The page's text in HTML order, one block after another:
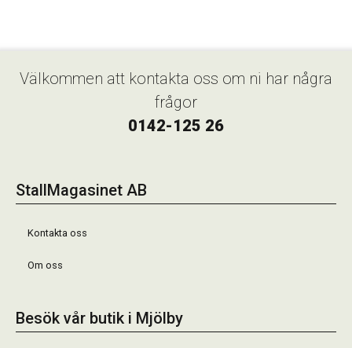
Välkommen att kontakta oss om ni har några
frågor
0142-125 26
StallMagasinet AB
Kontakta oss
Om oss
Besök vår butik i Mjölby